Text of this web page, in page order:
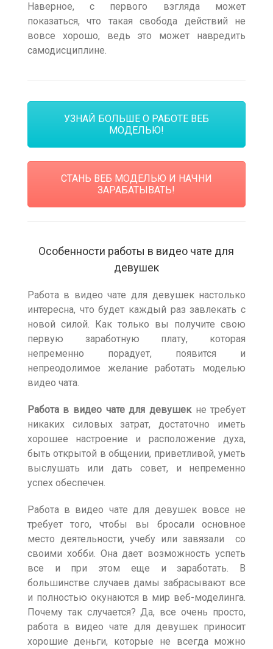
Наверное, с первого взгляда может
показаться, что такая свобода действий не
вовсе хорошо, ведь это может навредить
самодисциплине.
УЗНАЙ БОЛЬШЕ О РАБОТЕ ВЕБ
МОДЕЛЬЮ!
СТАНЬ ВЕБ МОДЕЛЬЮ И НАЧНИ
ЗАРАБАТЫВАТЬ!
Особенности работы в видео чате для
девушек
Работа в видео чате для девушек настолько
интересна, что будет каждый раз завлекать с
новой силой. Как только вы получите свою
первую заработную плату, которая
непременно порадует, появится и
непреодолимое желание работать моделью
видео чата.
Работа в видео чате для девушекне требует
никаких силовых затрат, достаточно иметь
хорошее настроение и расположение духа,
быть открытой в общении, приветливой, уметь
выслушать или дать совет, и непременно
успех обеспечен.
Работа в видео чате для девушек вовсе не
требует того, чтобы вы бросали основное
место деятельности, учебу или завязали со
своими хобби. Она дает возможность успеть
все и при этом еще и заработать. В
большинстве случаев дамы забрасывают все
и полностью окунаются в мир веб-моделинга.
Почему так случается? Да, все очень просто,
работа в видео чате для девушек приносит
хорошие деньги, которые не всегда можно